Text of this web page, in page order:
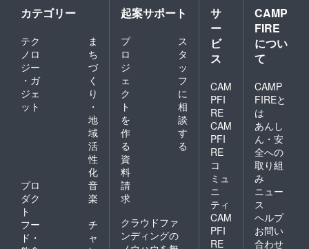
カテゴリー
テク
ノロ
ジー
・ガ
ジェ
ット
ま
ち
づ
く
り
・
地
域
活
性
化
プロ
ダク
ト
音
楽
フー
ド・
チ
ャ
起案サポート
プ
ロ
ジ
ェ
ク
ト
を
作
る
ス
タ
ッ
フ
に
相
談
す
る
資
料
請
求
クラウドファ
ンディングの
サ
ー
ビ
ス
CAM
PFI
RE
CAM
PFI
RE
コ
ミュ
ニ
ティ
CAM
PFI
RE
CAMP
FIRE
につい
て
CAMP
FIREと
は
あんし
ん・安
全への
取り組
み
ニュー
ス
ヘルプ
お問い
合わせ